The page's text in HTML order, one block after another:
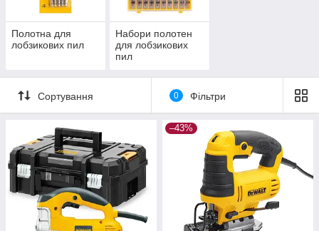
Полотна для
лобзикових пил
Набори полотен
для лобзикових
пил
Сортування 0 Фільтри
–43%